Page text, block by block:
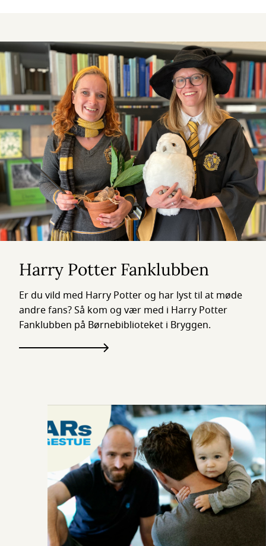
Harry Potter Fanklubben
Er du vild med Harry Potter og har lyst til at møde
andre fans? Så kom og vær med i Harry Potter
Fanklubben på Børnebiblioteket i Bryggen.